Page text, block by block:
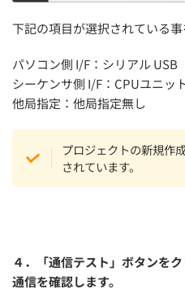
下記の項目が選択されている事
パソコン側 I/F：シリアル USB
シーケンサ側 I/F：CPUユニッ
他局指定：他局指定無し
プロジェクトの新規作
されています。
４．「通信テスト」ボタンを
通信を確認します。